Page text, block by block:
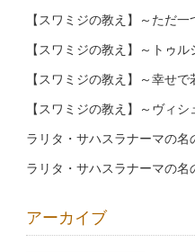
【スワミジの教え】～ただ
【スワミジの教え】～トゥル
【スワミジの教え】～幸せ
【スワミジの教え】～ヴィ
ラリタ・サハスラナーマの名
ラリタ・サハスラナーマの名
アーカイブ